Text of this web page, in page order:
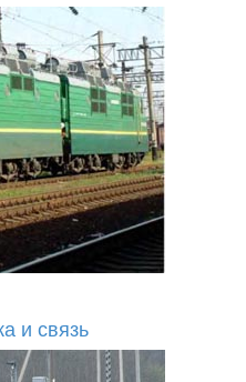
и связь